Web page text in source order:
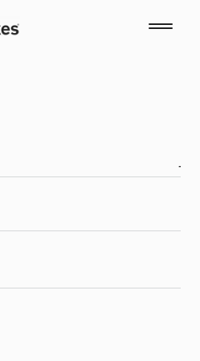
e-mail